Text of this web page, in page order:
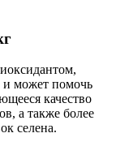
может помочь
качество
а также более
селена.